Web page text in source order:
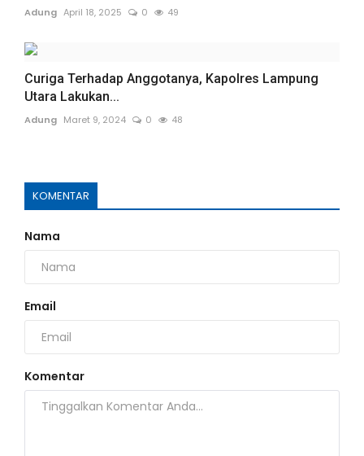
Adung April 18, 2025 0 49
Curiga Terhadap Anggotanya, Kapolres Lampung
Utara Lakukan...
Adung Maret 9, 2024 0 48
KOMENTAR
Nama
Email
Komentar